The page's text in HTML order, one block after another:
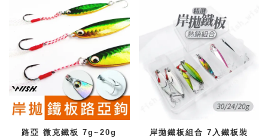
路亞 微克鐵板 7g~20g
岸拋鐵板組合 7入鐵板裝